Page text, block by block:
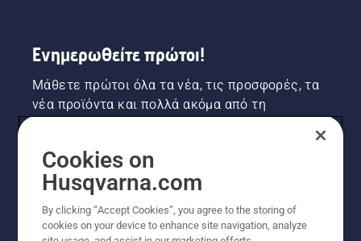
Ενημερωθείτε πρώτοι!
Μάθετε πρώτοι όλα τα νέα, τις προσφορές, τα
νέα προϊόντα και πολλά ακόμα από τη
ΕΓΓΡΑΦΉ ΣΤΟ ΕΝΗΜΕΡΩΤΙΚΌ ΔΕΛΤΊΟ
Cookies on
Husqvarna.com
By clicking “Accept Cookies”, you agree to the storing of
cookies on your device to enhance site navigation, analyze